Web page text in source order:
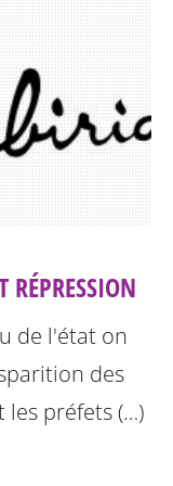
de l'état on
des
les préfets (…)